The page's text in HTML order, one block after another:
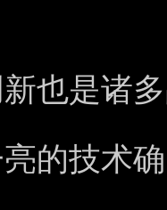
也是诸
的技术